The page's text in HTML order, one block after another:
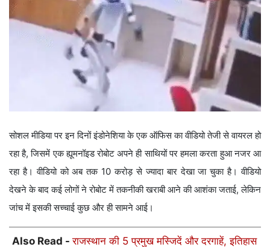
सोशल मीडिया पर इन दिनों इंडोनेशिया के एक ऑफिस का वीडियो तेजी से वायरल हो
रहा है, जिसमें एक ह्यूमनॉइड रोबोट अपने ही साथियों पर हमला करता हुआ नजर आ
रहा है। वीडियो को अब तक 10 करोड़ से ज्यादा बार देखा जा चुका है। वीडियो
देखने के बाद कई लोगों ने रोबोट में तकनीकी खराबी आने की आशंका जताई, लेकिन
जांच में इसकी सच्चाई कुछ और ही सामने आई।
Also Read -राजस्थान की 5 प्रमुख मस्जिदें और दरगाहें, इतिहास